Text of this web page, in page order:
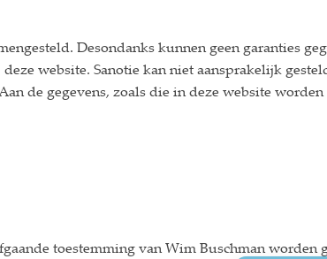
Desondanks kunnen geen garanties
website. Sanotie kan niet aansprakelijk
de gegevens, zoals die in deze website
toestemming van Wim Buschman